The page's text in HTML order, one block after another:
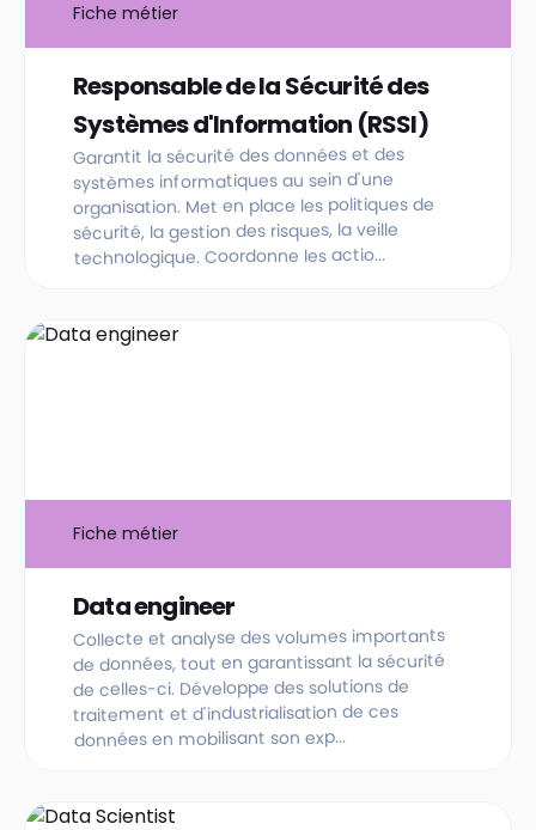
Fiche métier
Responsable de la Sécurité des
Systèmes d'Information (RSSI)
Garantit la sécurité des données et des
systèmes informatiques au sein d'une
organisation. Met en place les politiques de
sécurité, la gestion des risques, la veille
technologique. Coordonne les actio...
Fiche métier
Data engineer
Collecte et analyse des volumes importants
de données, tout en garantissant la sécurité
de celles-ci. Développe des solutions de
traitement et d'industrialisation de ces
données en mobilisant son exp...